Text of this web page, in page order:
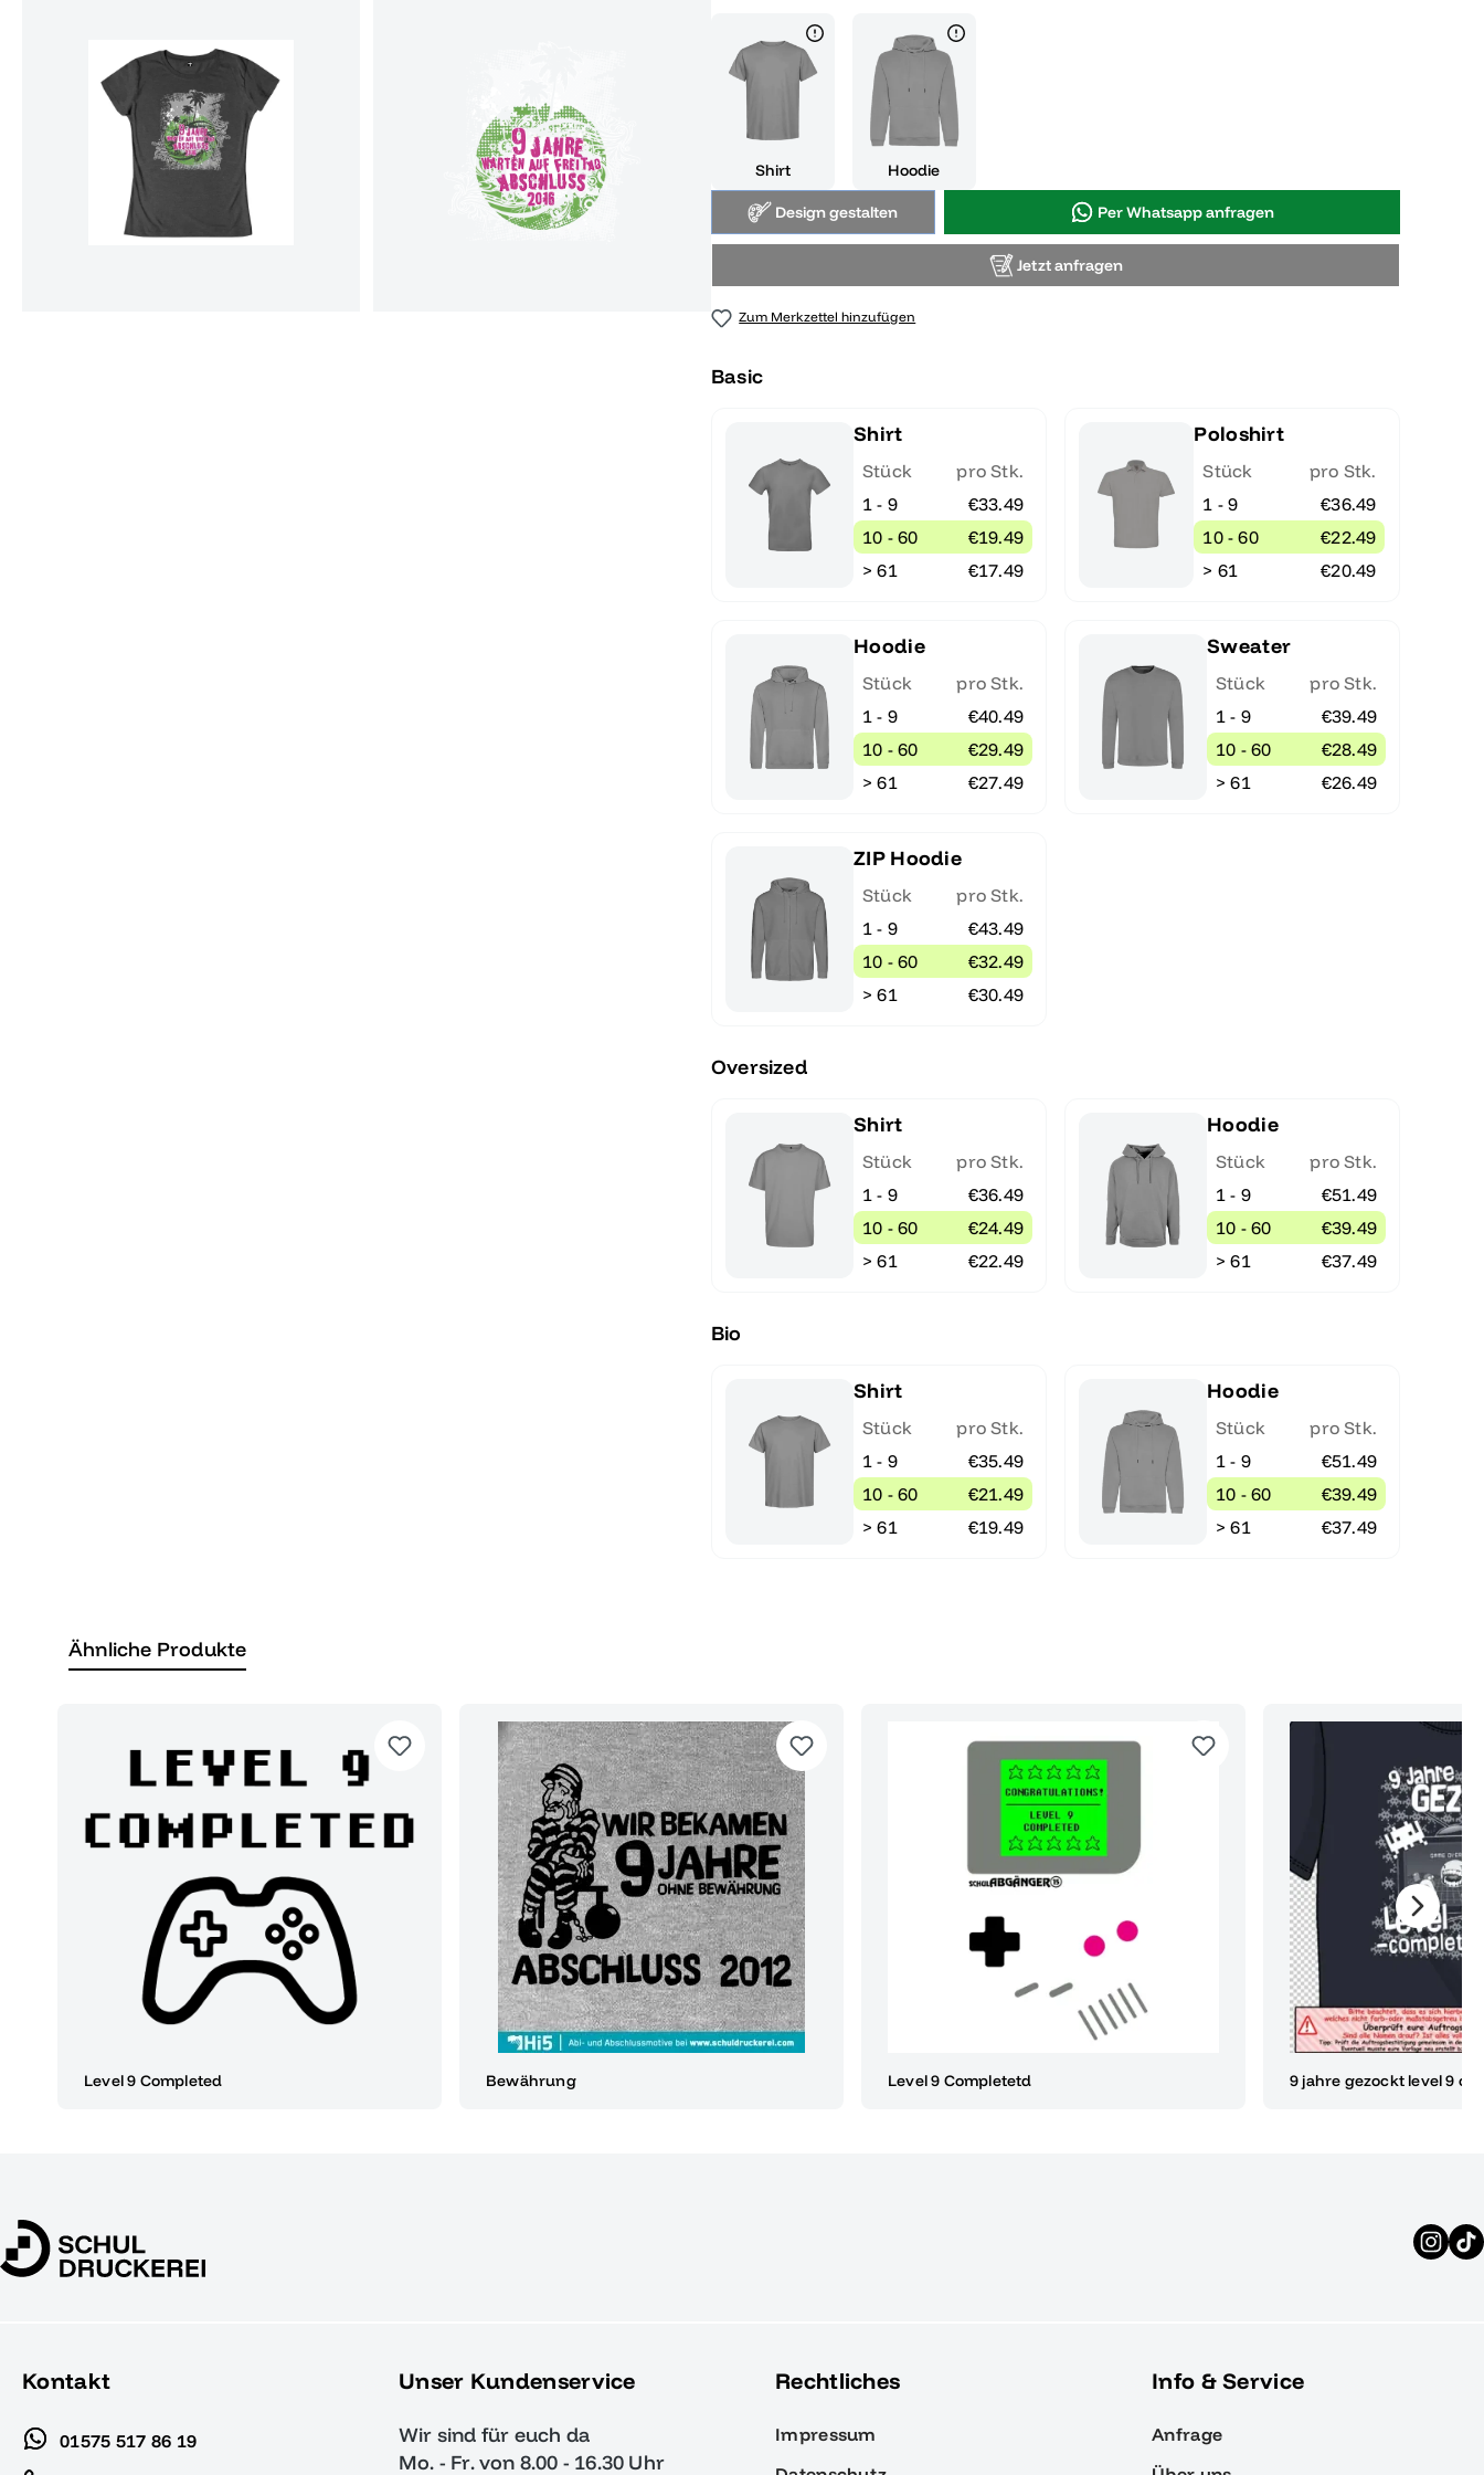
Shirt Hoodie
Design gestalten Per Whatsapp anfragen
Jetzt anfragen
Zum Merkzettel hinzufügen
Basic
Shirt
Stück
pro Stk.
1 - 9
€33.49
10 - 60
€19.49
> 61
€17.49
Poloshirt
Stück
pro Stk.
1 - 9
€36.49
10 - 60
€22.49
> 61
€20.49
Hoodie
Stück
pro Stk.
1 - 9
€40.49
10 - 60
€29.49
> 61
€27.49
Sweater
Stück
pro Stk.
1 - 9
€39.49
10 - 60
€28.49
> 61
€26.49
ZIP Hoodie
Stück
pro Stk.
1 - 9
€43.49
10 - 60
€32.49
> 61
€30.49
Oversized
Shirt
Stück
pro Stk.
1 - 9
€36.49
10 - 60
€24.49
> 61
€22.49
Hoodie
Stück
pro Stk.
1 - 9
€51.49
10 - 60
€39.49
> 61
€37.49
Bio
Shirt
Stück
pro Stk.
1 - 9
€35.49
10 - 60
€21.49
> 61
€19.49
Hoodie
Stück
pro Stk.
1 - 9
€51.49
10 - 60
€39.49
> 61
€37.49
Ähnliche Produkte
Level 9 Completed Bewährung Level 9 Completetd 9 jahre gezockt level 9
Kontakt
01575 517 86 19
Unser Kundenservice
Wir sind für euch da
Mo. - Fr. von 8.00 - 16.30 Uhr
Rechtliches
Impressum
Info & Service
Anfrage